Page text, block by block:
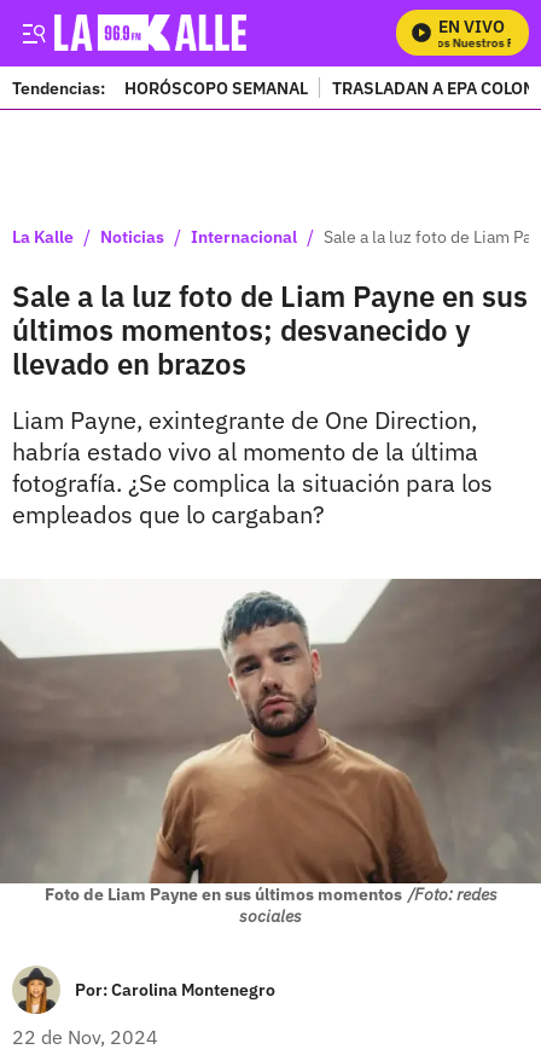
EN VIVO
Mira Todos Nuestros
Tendencias: HORÓSCOPO SEMANAL TRASLADAN A EPA
La Kalle / Noticias / Internacional / Sale a la luz foto de Liam
Sale a la luz foto de Liam Payne en sus
últimos momentos; desvanecido y
llevado en brazos
Liam Payne, exintegrante de One Direction,
habría estado vivo al momento de la última
fotografía. ¿Se complica la situación para los
empleados que lo cargaban?
Foto de Liam Payne en sus últimos momentos /Foto: redes
sociales
Por:Carolina Montenegro
22 de Nov, 2024